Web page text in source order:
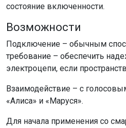
состояние включенности.
Возможности
Подключение – обычным
требование – обеспечить
электроцепи, если
Взаимодействие – с
«Алиса» и «Маруся».
Для начала применения со